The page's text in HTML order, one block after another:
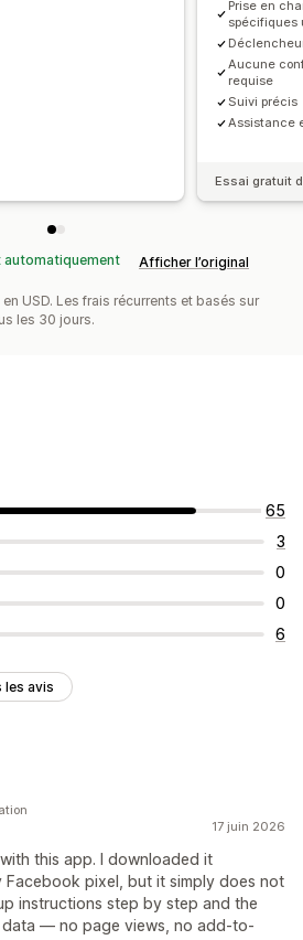
Notifications
Prise en
spécifiques
Aucune
requise
Suivi précis
Assistance
Essai gratuit
Afficher l’original
USD. Les frais récurrents et basés sur
les 30 jours.
65
3
0
0
6
les avis
17 juin 2026
this app. I downloaded it
pixel, but it simply does not
instructions step by step and the
— no page views, no add-to-